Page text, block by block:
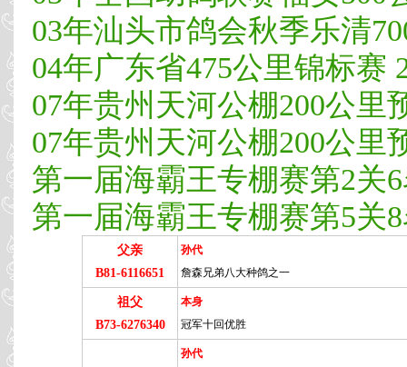
03年汕头市鸽会秋季乐清
04年广东省475公里锦标赛
07年贵州天河公棚200公里
07年贵州天河公棚200公里
第一届海霸王专棚赛第2关
第一届海霸王专棚赛第5关
父亲
B81-6116651
孙代
詹森兄弟八大种鸽之一
祖父
B73-6276340
本身
冠军十回优胜
孙代